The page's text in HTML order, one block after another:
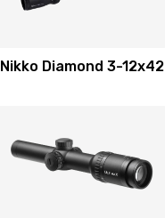
Nikko Diamond 3-12x42